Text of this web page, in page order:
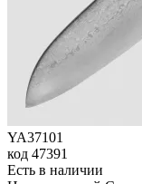
YA37101
код 47391
Есть в наличии